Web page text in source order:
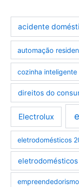
acidente
automação
cozinha inteligente
direitos do
Electrolux
eletrodomésticos
empreendedorismo